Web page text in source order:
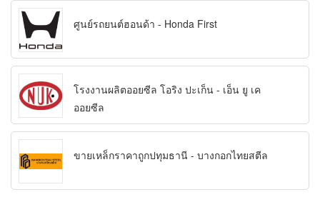
ศูนย์รถยนต์ฮอนด้า - Honda First
โรงงานผลิตออยซีล โอริง ปะเก็น - เอ็น ยู เค
ออยซีล
ขายเหล็กราคาถูกปทุมธานี - บางกอกไทยสตีล